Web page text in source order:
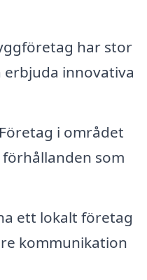
har stor
innovativa
Företag i området
som
ett lokalt företag
kommunikation